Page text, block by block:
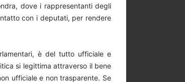
dove i rappresentanti degli
con i deputati, per rendere
è del tutto ufficiale e
si legittima attraverso il bene
ufficiale e non trasparente. Se